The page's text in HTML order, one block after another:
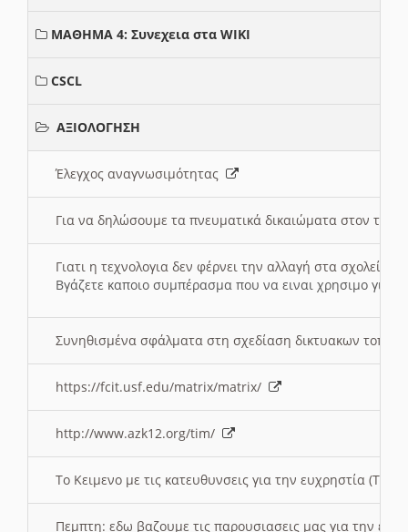
ΜΑΘΗΜΑ 4: Συνεχεια στα WIKI
CSCL
ΑΞΙΟΛΟΓΗΣΗ
Έλεγχος αναγνωσιμότητας
Για να δηλώσουμε τα πνευματικά δικαιώματα στον
Γιατι η τεχνολογια δεν φέρνει την αλλαγή στα σχολεία;
Βγάζετε καποιο συμπέρασμα που να ειναι χρησιμο για
Συνηθισμένα σφάλματα στη σχεδίαση δικτυακων
https://fcit.usf.edu/matrix/matrix/
http://www.azk12.org/tim/
To Κειμενο με τις κατευθυνσεις για την ευχρηστία
Πεμπτη: εδω βαζουμε τις παρουσιασεις μας για την